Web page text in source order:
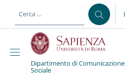
al contenuto principale
Dipartimento di Comunicazione
Sociale